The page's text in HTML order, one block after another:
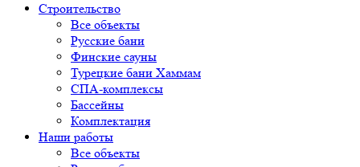
Строительство
Все объекты
Русские бани
Финские сауны
Турецкие бани Хаммам
СПА-комплексы
Бассейны
Комплектация
Наши работы
Все объекты